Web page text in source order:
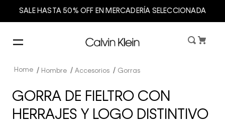
SALE HASTA 50% OFF EN MERCADERÍA SELECCIONADA
Hombre Accesorios Gorras
GORRA DE FIELTRO CON
HERRAJES Y LOGO DISTINTIVO